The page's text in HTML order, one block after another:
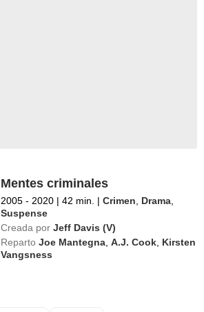
Mentes criminales
2005 - 2020 | 42 min. | Crimen Drama
Suspense
Creada por Jeff Davis (V)
Reparto Joe Mantegna ,A.J. Cook Kirsten
Vangsness